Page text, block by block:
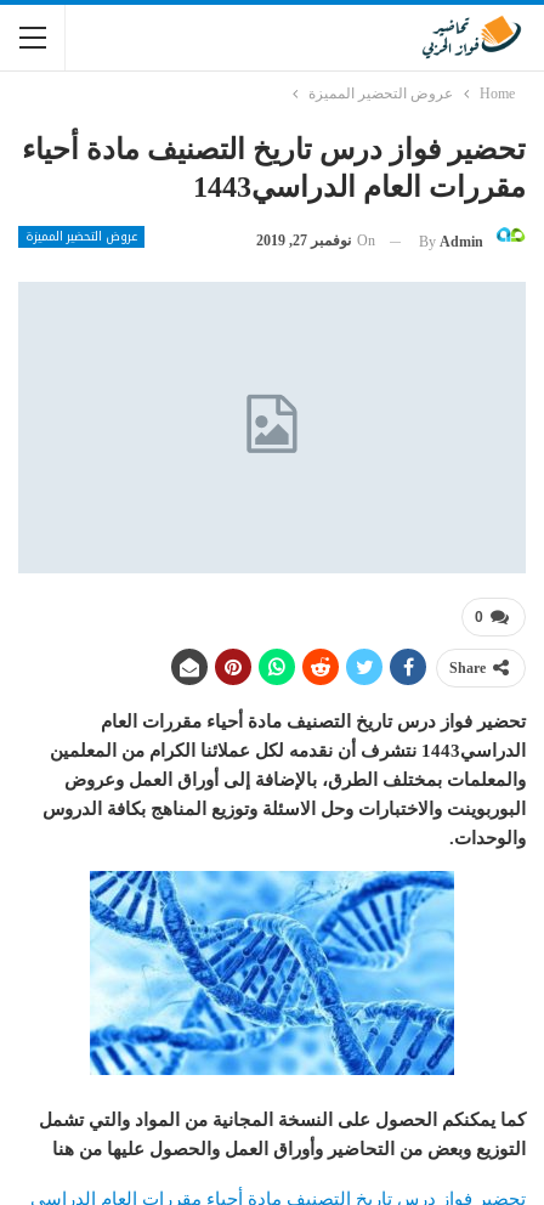
Home عروض التحضير المميزة
تحضير فواز درس تاريخ التصنيف مادة أحياء
مقررات العام الدراسي1443
عروض التحضير المميزة By Admin
On نوفمبر 27, 2019
0
Share
تحضير فواز درس تاريخ التصنيف مادة أحياء مقررات العام
الدراسي1443 نتشرف أن نقدمه لكل عملائنا الكرام من المعلمين
والمعلمات بمختلف الطرق، بالإضافة إلى أوراق العمل وعروض
البوربوينت والاختبارات وحل الاسئلة وتوزيع المناهج بكافة الدروس
والوحدات.
كما يمكنكم الحصول على النسخة المجانية من المواد والتي تشمل
التوزيع وبعض من التحاضير وأوراق العمل والحصول عليها من هنا
تحضير فواز درس تاريخ التصنيف مادة أحياء مقررات العام الدراسي